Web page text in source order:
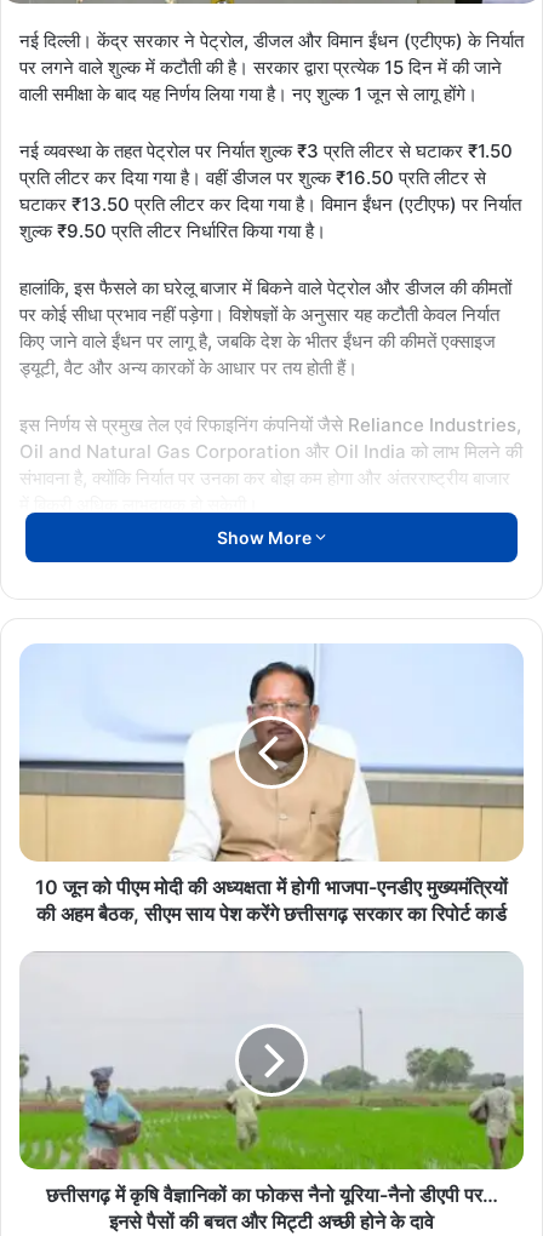
नई दिल्ली। केंद्र सरकार ने पेट्रोल, डीजल और विमान ईंधन (एटीएफ) के निर्यात
पर लगने वाले शुल्क में कटौती की है। सरकार द्वारा प्रत्येक 15 दिन में की जाने
वाली समीक्षा के बाद यह निर्णय लिया गया है। नए शुल्क 1 जून से लागू होंगे।
नई व्यवस्था के तहत पेट्रोल पर निर्यात शुल्क ₹3 प्रति लीटर से घटाकर ₹1.50
प्रति लीटर कर दिया गया है। वहीं डीजल पर शुल्क ₹16.50 प्रति लीटर से
घटाकर ₹13.50 प्रति लीटर कर दिया गया है। विमान ईंधन (एटीएफ) पर निर्यात
शुल्क ₹9.50 प्रति लीटर निर्धारित किया गया है।
हालांकि, इस फैसले का घरेलू बाजार में बिकने वाले पेट्रोल और डीजल की कीमतों
पर कोई सीधा प्रभाव नहीं पड़ेगा। विशेषज्ञों के अनुसार यह कटौती केवल निर्यात
किए जाने वाले ईंधन पर लागू है, जबकि देश के भीतर ईंधन की कीमतें एक्साइज
ड्यूटी, वैट और अन्य कारकों के आधार पर तय होती हैं।
इस निर्णय से प्रमुख तेल एवं रिफाइनिंग कंपनियों जैसे Reliance Industries,
Oil and Natural Gas Corporation और Oil India को लाभ मिलने की
संभावना है, क्योंकि निर्यात पर उनका कर बोझ कम होगा और अंतरराष्ट्रीय बाजार
Show More
10
मोदी
होगी
भाजपा-
एनडीए
की
साय
पेश
करेंगे
छत्तीसगढ़
सरकार
10 जून को पीएम मोदी की अध्यक्षता में होगी भाजपा-एनडीए मुख्यमंत्रियों
की अहम बैठक, सीएम साय पेश करेंगे छत्तीसगढ़ सरकार का रिपोर्ट कार्ड
छत्तीसगढ़
का
फोकस
नैनो
यूरिया-
नैनो
डीएपीछत्तीसगढ़ में कृषि वैज्ञानिकों का फोकस नैनो यूरिया-नैनो डीएपी पर…
इनसे पैसों की बचत और मिट्टी अच्छी होने के दावे